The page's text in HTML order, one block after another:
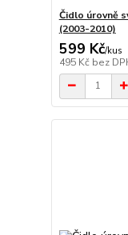
Čidlo úrovně
(2003-2010)
599 Kč/kus
495 Kč bez